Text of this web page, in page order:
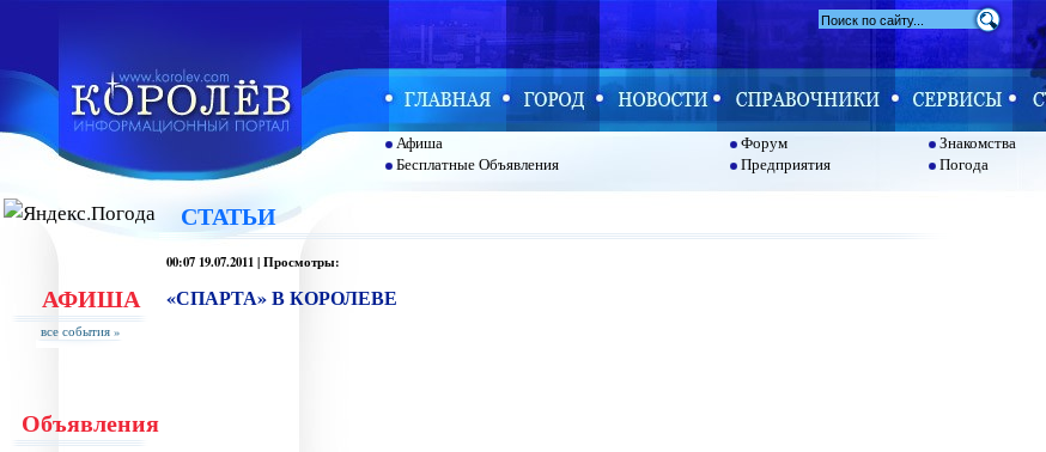
Афиша
Бесплатные Объявления
Форум
Предприятия
Знакомства
Погода
АФИША
все события »
Объявления
СТАТЬИ
00:07 19.07.2011 | Просмотры:
«СПАРТА» В КОРОЛЕВЕ